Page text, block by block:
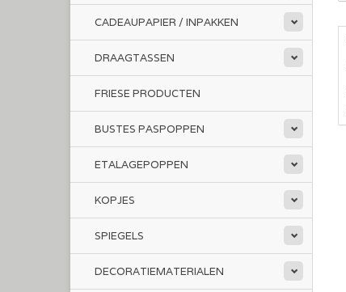
CADEAUPAPIER / INPAKKEN
DRAAGTASSEN
FRIESE PRODUCTEN
BUSTES PASPOPPEN
ETALAGEPOPPEN
KOPJES
SPIEGELS
DECORATIEMATERIALEN